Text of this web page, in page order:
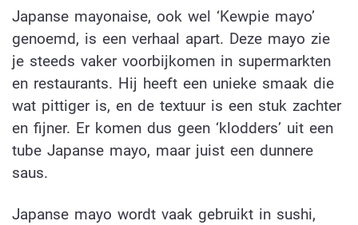
Japanse mayonaise, ook wel ‘Kewpie mayo’
genoemd, is een verhaal apart. Deze mayo zie
je steeds vaker voorbijkomen in supermarkten
en restaurants. Hij heeft een unieke smaak die
wat pittiger is, en de textuur is een stuk zachter
en fijner. Er komen dus geen ‘klodders’ uit een
tube Japanse mayo, maar juist een dunnere
saus.
Japanse mayo wordt vaak gebruikt in sushi,